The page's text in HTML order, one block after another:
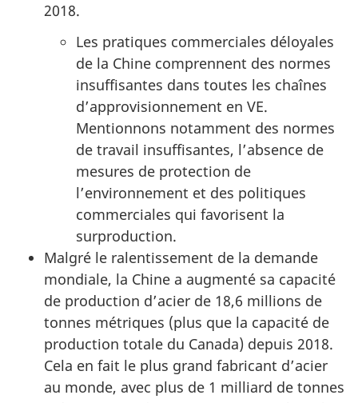
2018.
Les pratiques commerciales déloyales
de la Chine comprennent des normes
insuffisantes dans toutes les chaînes
d’approvisionnement en VE.
Mentionnons notamment des normes
de travail insuffisantes, l’absence de
mesures de protection de
l’environnement et des politiques
commerciales qui favorisent la
surproduction.
Malgré le ralentissement de la demande
mondiale, la Chine a augmenté sa capacité
de production d’acier de 18,6 millions de
tonnes métriques (plus que la capacité de
production totale du Canada) depuis 2018.
Cela en fait le plus grand fabricant d’acier
au monde, avec plus de 1 milliard de tonnes